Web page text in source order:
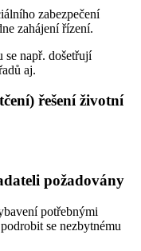
zabezpečení
zahájení řízení.
se např. došetřují
aj.
řešení životní
požadovány
potřebnými
se nezbytnému